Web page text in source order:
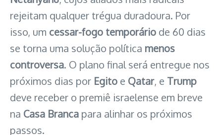
rejeitam qualquer trégua duradoura. Por
isso, um cessar-fogo temporário de 60 dias
se torna uma solução política menos
controversa. O plano final será entregue nos
próximos dias por Egito e Qatar, e Trump
deve receber o premiê israelense em breve
na Casa Branca para alinhar os próximos
passos.